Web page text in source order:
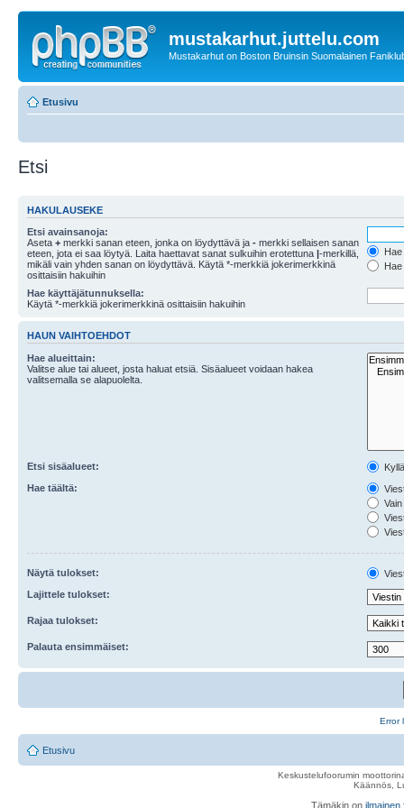
mustakarhut.juttelu.com
Mustakarhut on Boston Bruinsin Suomalainen
Etusivu
Etsi
HAKULAUSEKE
Etsi avainsanoja:
Aseta + merkki sanan eteen, jonka on löydyttävä ja - merkki sellaisen sanan
eteen, jota ei saa löytyä. Laita haettavat sanat sulkuihin erotettuna |-merkillä,
mikäli vain yhden sanan on löydyttävä. Käytä *-merkkiä jokerimerkkinä
osittaisiin hakuihin
Hae käyttäjätunnuksella:
Käytä *-merkkiä jokerimerkkinä osittaisiin hakuihin
HAUN VAIHTOEHDOT
Hae alueittain:
Valitse alue tai alueet, josta haluat etsiä. Sisäalueet voidaan hakea
valitsemalla se alapuolelta.
Etsi sisäalueet:
Hae täältä:
Näytä tulokset:
Lajittele tulokset:
Rajaa tulokset:
Palauta ensimmäiset:
Error
Etusivu
Keskustelufoorumin
Käännös,
Tämäkin on ilmainen